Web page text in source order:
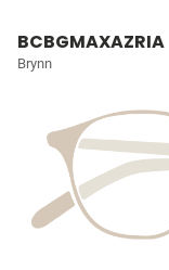
BCBGMAXAZRIA
Brynn